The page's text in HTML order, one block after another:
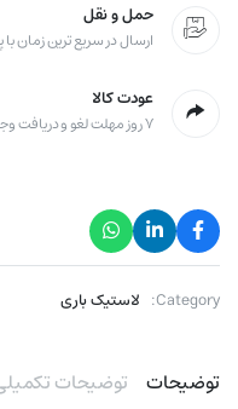
حمل و نقل
ارسال در سریع ترین زمان
عودت کالا
۷ روز مهلت لغو و دریافت وجه پرداختی
Category: لاستیک باری
توضیحات توضیحات